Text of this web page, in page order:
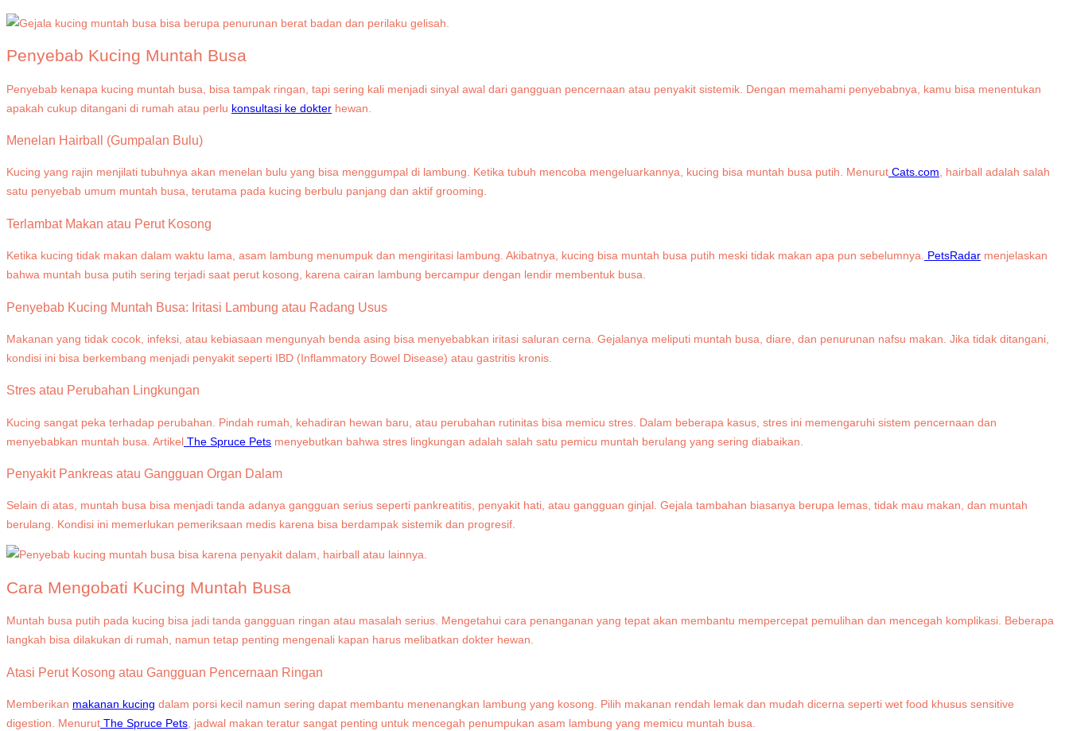
Penyebab Kucing Muntah Busa
Penyebab kenapa kucing muntah busa, bisa tampak ringan, tapi sering kali menjadi sinyal awal dari gangguan pencernaan atau penyakit sistemik. Dengan memahami penyebabnya, kamu bisa menentukan
apakah cukup ditangani di rumah atau perlu konsultasi ke dokter hewan.
Menelan Hairball (Gumpalan Bulu)
Kucing yang rajin menjilati tubuhnya akan menelan bulu yang bisa menggumpal di lambung. Ketika tubuh mencoba mengeluarkannya, kucing bisa muntah busa putih. Menurut Cats.com, hairball adalah salah
satu penyebab umum muntah busa, terutama pada kucing berbulu panjang dan aktif grooming.
Terlambat Makan atau Perut Kosong
Ketika kucing tidak makan dalam waktu lama, asam lambung menumpuk dan mengiritasi lambung. Akibatnya, kucing bisa muntah busa putih meski tidak makan apa pun sebelumnya. PetsRadar menjelaskan
bahwa muntah busa putih sering terjadi saat perut kosong, karena cairan lambung bercampur dengan lendir membentuk busa.
Penyebab Kucing Muntah Busa: Iritasi Lambung atau Radang Usus
Makanan yang tidak cocok, infeksi, atau kebiasaan mengunyah benda asing bisa menyebabkan iritasi saluran cerna. Gejalanya meliputi muntah busa, diare, dan penurunan nafsu makan. Jika tidak ditangani,
kondisi ini bisa berkembang menjadi penyakit seperti IBD (Inflammatory Bowel Disease) atau gastritis kronis.
Stres atau Perubahan Lingkungan
Kucing sangat peka terhadap perubahan. Pindah rumah, kehadiran hewan baru, atau perubahan rutinitas bisa memicu stres. Dalam beberapa kasus, stres ini memengaruhi sistem pencernaan dan
menyebabkan muntah busa. Artikel The Spruce Pets menyebutkan bahwa stres lingkungan adalah salah satu pemicu muntah berulang yang sering diabaikan.
Penyakit Pankreas atau Gangguan Organ Dalam
Selain di atas, muntah busa bisa menjadi tanda adanya gangguan serius seperti pankreatitis, penyakit hati, atau gangguan ginjal. Gejala tambahan biasanya berupa lemas, tidak mau makan, dan muntah
berulang. Kondisi ini memerlukan pemeriksaan medis karena bisa berdampak sistemik dan progresif.
Cara Mengobati Kucing Muntah Busa
Muntah busa putih pada kucing bisa jadi tanda gangguan ringan atau masalah serius. Mengetahui cara penanganan yang tepat akan membantu mempercepat pemulihan dan mencegah komplikasi. Beberapa
langkah bisa dilakukan di rumah, namun tetap penting mengenali kapan harus melibatkan dokter hewan.
Atasi Perut Kosong atau Gangguan Pencernaan Ringan
Memberikan makanan kucing dalam porsi kecil namun sering dapat membantu menenangkan lambung yang kosong. Pilih makanan rendah lemak dan mudah dicerna seperti wet food khusus sensitive
digestion. Menurut The Spruce Pets , jadwal makan teratur sangat penting untuk mencegah penumpukan asam lambung yang memicu muntah busa.